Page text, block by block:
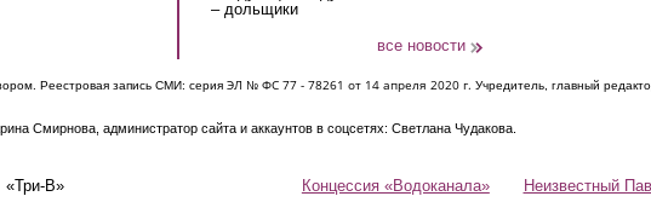
– дольщики
все новости
Реестровая запись СМИ: серия ЭЛ № ФС 77 - 78261 от 14 апреля 2020 г. Учредитель, главный
Смирнова, администратор сайта и аккаунтов в соцсетях: Светлана Чудакова.
Концессия «Водоканала» Неизвестный
«Три-В»